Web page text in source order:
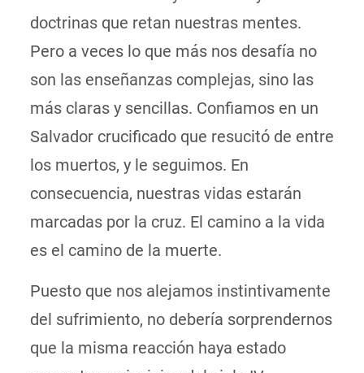
doctrinas que retan nuestras mentes.
Pero a veces lo que más nos desafía no
son las enseñanzas complejas, sino las
más claras y sencillas. Confiamos en un
Salvador crucificado que resucitó de entre
los muertos, y le seguimos. En
consecuencia, nuestras vidas estarán
marcadas por la cruz. El camino a la vida
es el camino de la muerte.
Puesto que nos alejamos instintivamente
del sufrimiento, no debería sorprendernos
que la misma reacción haya estado